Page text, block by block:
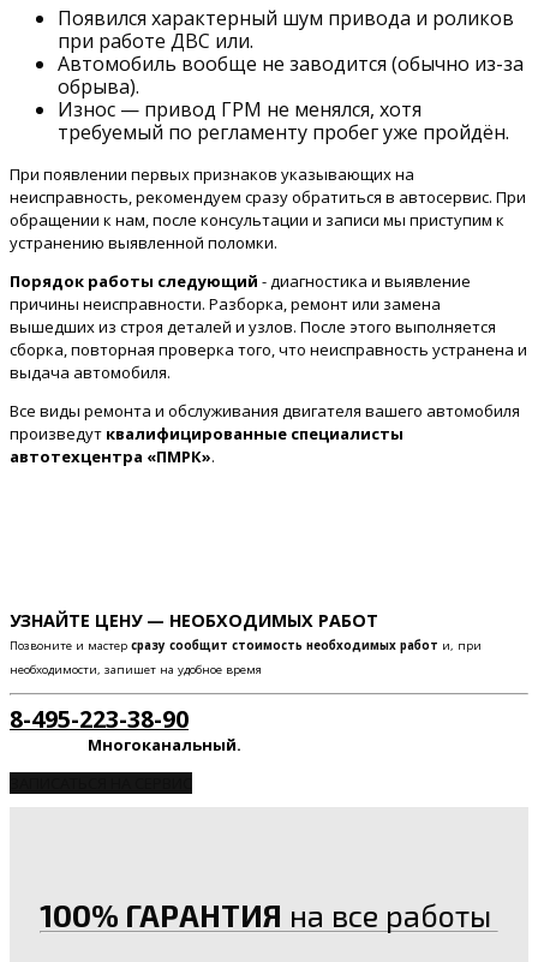
Появился характерный шум привода и роликов
при работе ДВС или.
Автомобиль вообще не заводится (обычно из-за
обрыва).
Износ — привод ГРМ не менялся, хотя
требуемый по регламенту пробег уже пройдён.
При появлении первых признаков указывающих на
неисправность, рекомендуем сразу обратиться в автосервис. При
обращении к нам, после консультации и записи мы приступим к
устранению выявленной поломки.
Порядок работы следующий - диагностика и выявление
причины неисправности. Разборка, ремонт или замена
вышедших из строя деталей и узлов. После этого выполняется
сборка, повторная проверка того, что неисправность устранена и
выдача автомобиля.
Все виды ремонта и обслуживания двигателя вашего автомобиля
произведут квалифицированные специалисты
автотехцентра «ПМРК».
УЗНАЙТЕ ЦЕНУ — НЕОБХОДИМЫХ РАБОТ
Позвоните и мастер сразу сообщит стоимость необходимых работ и, при
необходимости, запишет на удобное время
8-495-223-38-90
Многоканальный.
100% ГАРАНТИЯ на все работы